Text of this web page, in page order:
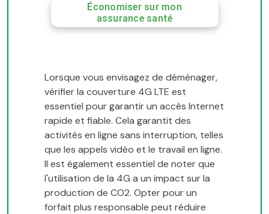
Économiser sur mon
assurance santé
Lorsque vous envisagez de déménager,
vérifier la couverture 4G LTE est
essentiel pour garantir un accès Internet
rapide et fiable. Cela garantit des
activités en ligne sans interruption, telles
que les appels vidéo et le travail en ligne.
Il est également essentiel de noter que
l'utilisation de la 4G a un impact sur la
production de CO2. Opter pour un
forfait plus responsable peut réduire